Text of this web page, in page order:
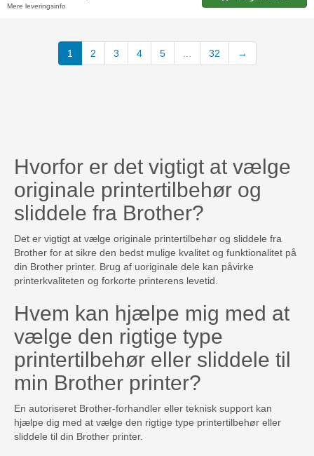
Mere leveringsinfo
1 2 3 4 5 32 →
Hvorfor er det vigtigt at vælge
originale printertilbehør og
sliddele fra Brother?
Det er vigtigt at vælge originale printertilbehør og sliddele fra
Brother for at sikre den bedst mulige kvalitet og funktionalitet på
din Brother printer. Brug af uoriginale dele kan påvirke
printerkvaliteten og forkorte printerens levetid.
Hvem kan hjælpe mig med at
vælge den rigtige type
printertilbehør eller sliddele til
min Brother printer?
En autoriseret Brother-forhandler eller teknisk support kan
hjælpe dig med at vælge den rigtige type printertilbehør eller
sliddele til din Brother printer.